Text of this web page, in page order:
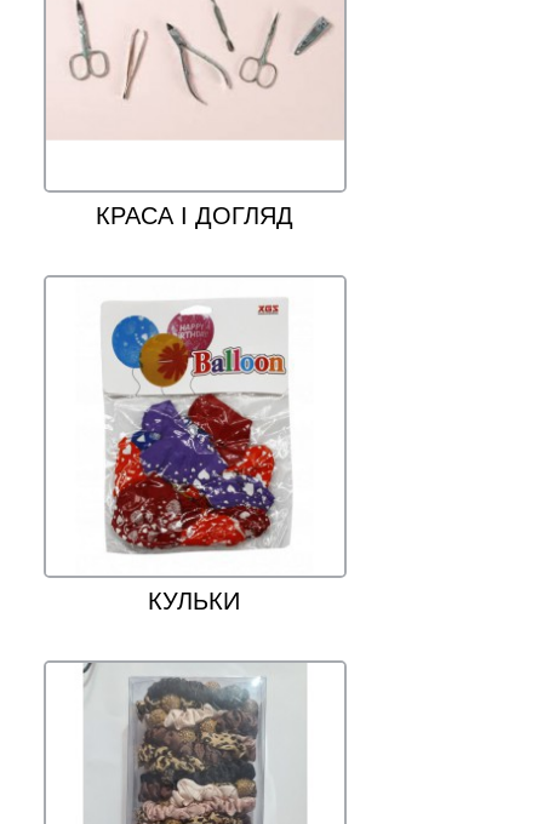
КРАСА I ДОГЛЯД
КУЛЬКИ